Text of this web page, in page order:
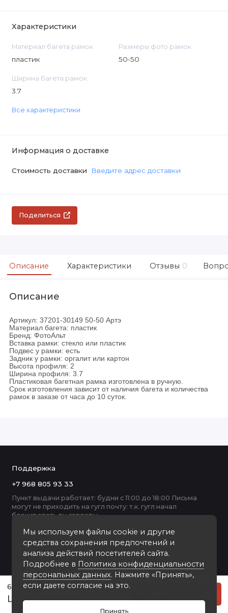
64.1A пластиковая рамка 50-50
1400 руб
Характеристики
Материал багета рамок
пластик
Размеры фото рамок
50-50
Ширина багета рамок
3.7
Все характеристики
Информация о доставке
Стоимость доставки Введите адрес доставки
Поделиться
Описание Характеристики Отзывы 0
Описание
Артикул: 37201-30149 50-50 Артэ
Материал багета: пластик
Бренд: ФотоАльт
Вставка рамки: стекло или пластик
Подвес у рамки: есть
Задник у рамки: оргалит или картон
Высота профиля: 2
Ширина профиля: 3.7
Пластиковая багетная рамка изготовлена в ручную.
Срок изготовления зависит от наличия багета и количества
рамок в заказе от часа до 10 суток.
Мы используем файлы cookie и другие
средства сохранения предпочтений и
анализа действий посетителей сайта.
Подробнее в Политика конфиденциальности
персональных данных. Нажмите «Принять»,
если даете согласие на это.
Принять
Поддержка
+7 968 805 93 33
Пункт выдачи работает: будни с 11:00 до 18:00 Письма
могут не приходить на гугл почту: т.к. гугл начал
блокировать ру серверы